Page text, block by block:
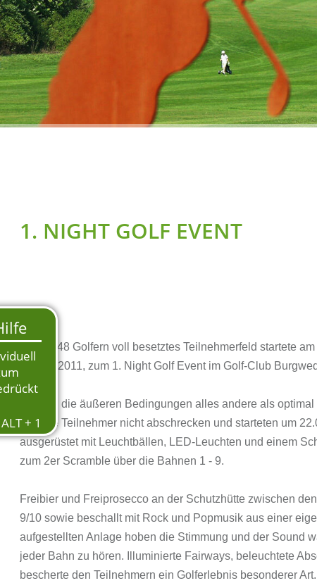
Gesellschaftsform
Mitgliedschaft
Förderverein GOLF &
FRIENDS e. V.
Clubmeister
Hole-in-one
Notfall-
Luftaufnahme
Platzpflege
1. NIGHT GOLF EVENT
Ein mit 48 Golfern voll besetztes Teilnehmerfeld startete
August 2011, zum 1. Night Golf Event im Golf-Club
Obwohl die äußeren Bedingungen alles andere als
sich die Teilnehmer nicht abschrecken und starteten um
ausgerüstet mit Leuchtbällen, LED-Leuchten und einem
zum 2er Scramble über die Bahnen 1 - 9.
Freibier und Freiprosecco an der Schutzhütte zwischen
9/10 sowie beschallt mit Rock und Popmusik aus einer
aufgestellten Anlage hoben die Stimmung und der Sound
jeder Bahn zu hören. Illuminierte Fairways, beleuchtete
bescherte den Teilnehmern ein Golferlebnis besonderer